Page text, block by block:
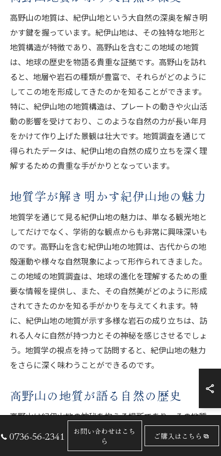
高野山の地質は、紀伊山地という大自然の深奥を解き明
かす鍵を握っています。紀伊山地は、その独特な地形と
地質構造が特徴であり、高野山を含むこの地域の地質
は、地球の歴史を物語る貴重な証拠です。高野山を訪れ
ると、地層や岩石の種類が豊富で、それらがどのように
してこの地を形成してきたのかを知ることができます。
特に、紀伊山地の地質構造は、プレートの動きや火山活
動の影響を受けており、このような自然の力が長い年月
をかけて作り上げた景観は壮大です。地質調査を通じて
得られたデータは、紀伊山地の自然の成り立ちを深く理
解するための貴重な手がかりとなっています。
地質学が解き明かす紀伊山地の魅力
地質学を通じて見る紀伊山地の魅力は、単なる観光地と
してだけでなく、学術的な観点からも非常に興味深いも
のです。高野山を含む紀伊山地の地質は、古代からの地
殻運動や様々な自然現象によって形作られてきました。
この地域の地質調査は、地球の進化を理解するための重
要な情報を提供し、また、その自然美がどのように形成
されてきたのかを知る手がかりを与えてくれます。特
に、紀伊山地の地質が示す多様な岩石の成り立ちは、訪
れる人々に自然が持つ力とその神秘を感じさせるでしょ
う。地質学の視点を持って訪問すると、紀伊山地の魅力
をさらに深く味わうことができるのです。
高野山の地質が語る自然の歴史
高野山は紀伊山地の神秘を抱える場所であり、その地質
は自然の歴史を語りかけます。高野山の地質は、多様な
岩石や地形によって形成されており、それが紀伊山地に
0736-56-2341
お問い合わせはこち
ら
ご購入はこちら